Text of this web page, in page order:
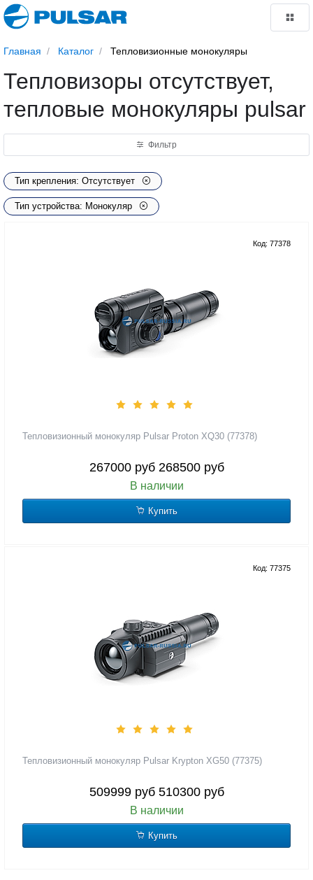
Главная Каталог Тепловизионные монокуляры
Тепловизоры отсутствует,
тепловые монокуляры pulsar
Фильтр
Тип крепления: Отсутствует
Тип устройства: Монокуляр
Код: 77378
Тепловизионный монокуляр Pulsar Proton XQ30 (77378)
267000 руб 268500 руб
В наличии
Купить
Код: 77375
Тепловизионный монокуляр Pulsar Krypton XG50 (77375)
509999 руб 510300 руб
В наличии
Купить